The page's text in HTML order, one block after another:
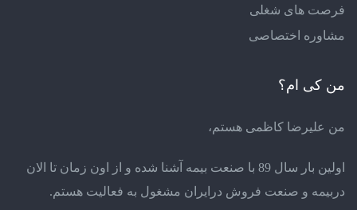
فرصت های شغلی
مشاوره اختصاصی
من کی ام؟
من علیرضا کاظمی هستم،
اولین بار سال 89 با صنعت بیمه آشنا شده و از اون زمان تا الان
دربیمه و صنعت فروش درایران مشغول به فعالیت هستم.